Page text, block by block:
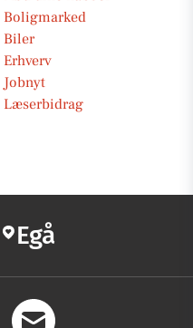
Boligmarked
Biler
Erhverv
Jobnyt
Læserbidrag
Egå